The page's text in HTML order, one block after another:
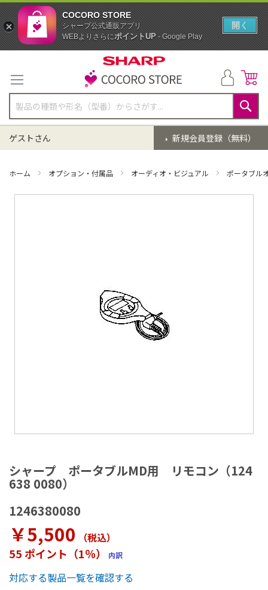
テ
ン
ツ
に
ス
キ
ッ
検
索
新規会員登録（無料）
ゲストさん
ホーム オプション・付属品 オーディオ・ビジュアル ポータブル
シャープ ポータブルMD用 リモコン（124
638 0080）
1246380080
￥5,500 （税込）
55 ポイント（1％） 内訳
対応する製品一覧を確認する
メ
ー
ジ
ャ
リ
ー
の
最
初
COCORO STORE
シャープ公式通販アプリ
WEBよりさらにポイントUP- Google Play
開く